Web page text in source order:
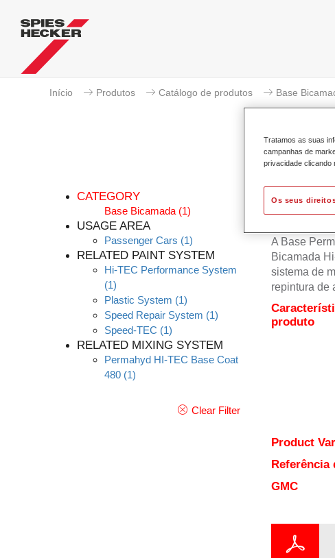
Início Produtos Catálogo de produtos Base
CATEGORY
Base Bicamada (1)
USAGE AREA
Passenger Cars (1)
RELATED PAINT SYSTEM
Hi-TEC Performance System
(1)
Plastic System (1)
Speed Repair System (1)
Speed-TEC (1)
RELATED MIXING SYSTEM
Permahyd HI-TEC Base Coat
480 (1)
Clear Filter
A Base
Bicamada
sistema de
repintura de
produto
Product
Referência
GMC
Tratamos as suas
campanhas de
privacidade clicando
Os seus